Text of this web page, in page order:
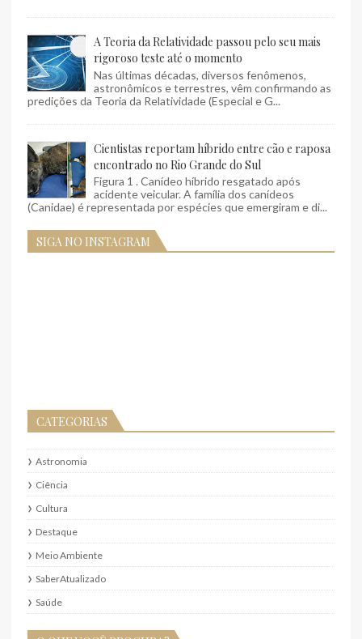
A Teoria da Relatividade passou pelo seu mais
rigoroso teste até o momento
Nas últimas décadas, diversos fenômenos,
astronômicos e terrestres, vêm confirmando as
predições da Teoria da Relatividade (Especial e G...
Cientistas reportam híbrido entre cão e raposa
encontrado no Rio Grande do Sul
Figura 1 . Canídeo híbrido resgatado após
acidente veicular. A família dos canídeos
(Canidae) é representada por espécies que emergiram e di...
SIGA NO INSTAGRAM
CATEGORIAS
Astronomia
Ciência
Cultura
Destaque
Meio Ambiente
SaberAtualizado
Saúde